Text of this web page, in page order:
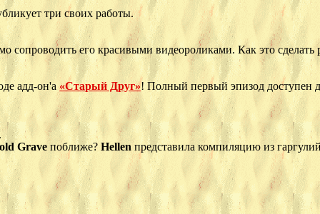
три своих работы.
сопроводить его красивыми видеороликами. Как это сделать
адд-он'а«Старый Друг»! Полный первый эпизод доступен
Grave поближе?Hellenпредставила компиляцию из